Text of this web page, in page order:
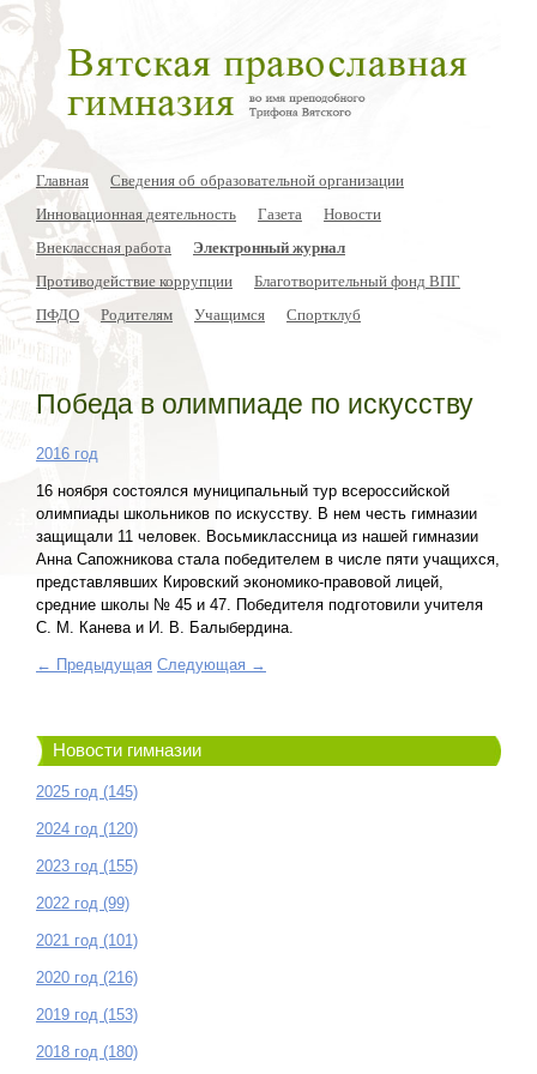
Главная
Сведения об образовательной организации
Инновационная деятельность
Газета
Новости
Внеклассная работа
Электронный журнал
Противодействие коррупции
Благотворительный фонд ВПГ
ПФДО
Родителям Учащимся Спортклуб
Победа в олимпиаде по искусству
2016 год
16 ноября состоялся муниципальный тур всероссийской
олимпиады школьников по искусству. В нем честь гимназии
защищали 11 человек. Восьмиклассница из нашей гимназии
Анна Сапожникова стала победителем в числе пяти учащихся,
представлявших Кировский экономико-правовой лицей,
средние школы № 45 и 47. Победителя подготовили учителя
С. М. Канева и И. В. Балыбердина.
← Предыдущая Следующая →
Новости гимназии
2025 год (145)
2024 год (120)
2023 год (155)
2022 год (99)
2021 год (101)
2020 год (216)
2019 год (153)
2018 год (180)